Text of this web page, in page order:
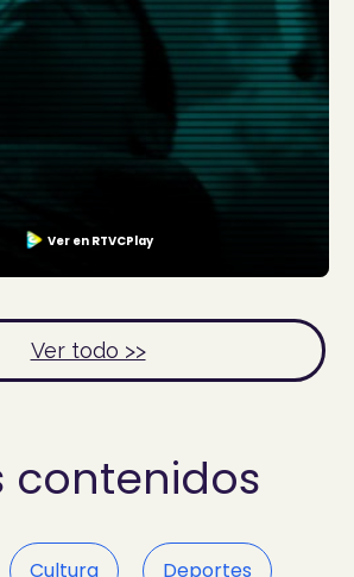
Ver en RTVCPlay
Ver todo >>
contenidos
Cultura Deportes